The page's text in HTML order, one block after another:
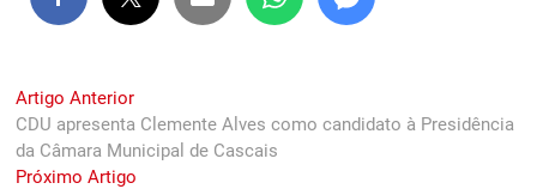
Navegação
de
artigos
Artigo AnteriorPrevious
post:
CDU apresenta Clemente Alves como candidato à Presidência
da Câmara Municipal de Cascais
Próximo Artigo